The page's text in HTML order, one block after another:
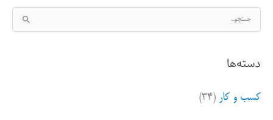
س
ج
دسته‌ها
کسب و کار (۳۴)